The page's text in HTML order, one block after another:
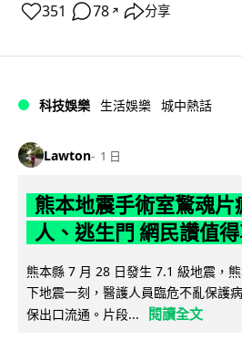
351 78 ↗ 分享
科技娛樂 生活娛樂 城中熱話
Lawton 1 日
熊本地震手術室驚魂片
人、逃生門 網民讚值
熊本縣 7 月 28 日發生 7.1 級地震，
下地震一刻，醫護人員臨危不亂保護
保出口流通。片段...
閱讀全文